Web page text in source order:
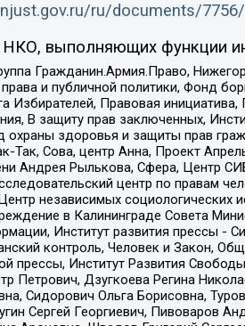
ru/documents/7756/
выполняющих функции
Гражданин.Армия.Право,
и публичной политики, Фонд
Избирателей, Правовая
В защиту прав заключенных,
охраны здоровья и защиты прав
Так, Сова, центр Анна, Проект
Андрея Рылькова, Сфера, Центр
центр по правам
независимых
в Калининграде Совета
Институт развития прессы -
контроль, Человек и Закон,
прессы, Институт Развития
Петрович, Дзугкоева Регина
Сидорович Ольга Борисовна,
Сергей Георгиевич, Пивоваров